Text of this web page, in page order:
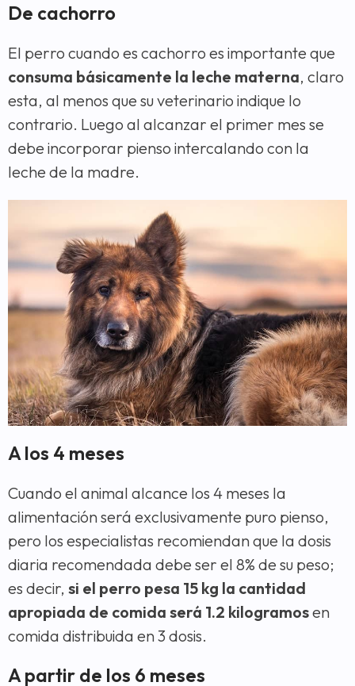
De cachorro
El perro cuando es cachorro es importante que
consuma básicamente la leche materna, claro
esta, al menos que su veterinario indique lo
contrario. Luego al alcanzar el primer mes se
debe incorporar pienso intercalando con la
leche de la madre.
A los 4 meses
Cuando el animal alcance los 4 meses la
alimentación será exclusivamente puro pienso,
pero los especialistas recomiendan que la dosis
diaria recomendada debe ser el 8% de su peso;
es decir, si el perro pesa 15 kg la cantidad
apropiada de comida será 1.2 kilogramosen
comida distribuida en 3 dosis.
A partir de los 6 meses